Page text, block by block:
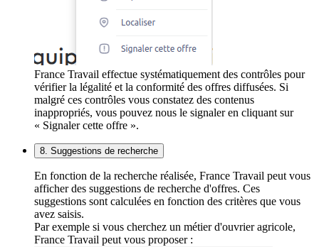
France Travail effectue systématiquement des contrôles pour
vérifier la légalité et la conformité des offres diffusées. Si
malgré ces contrôles vous constatez des contenus
inappropriés, vous pouvez nous le signaler en cliquant sur
« Signaler cette offre ».
8. Suggestions de recherche
En fonction de la recherche réalisée, France Travail peut vous
afficher des suggestions de recherche d'offres. Ces
suggestions sont calculées en fonction des critères que vous
avez saisis.
Par exemple si vous cherchez un métier d'ouvrier agricole,
France Travail peut vous proposer :